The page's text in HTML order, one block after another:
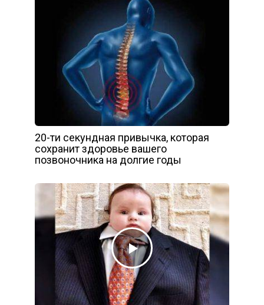
20-ти секундная привычка, которая
сохранит здоровье вашего
позвоночника на долгие годы